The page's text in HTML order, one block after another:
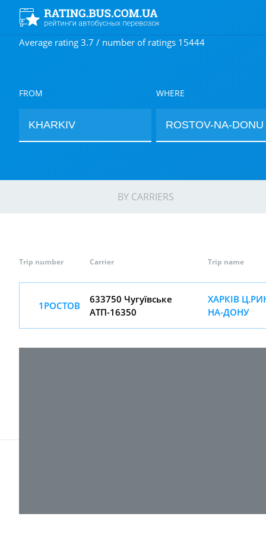
Average rating 3.7 / number of ratings 15444
FROM WHERE
BY CARRIERS
Trip number Carrier Trip name
1РОСТОВ
633750 Чугуївське
АТП-16350
ХАРКІВ
НА-ДОНУ